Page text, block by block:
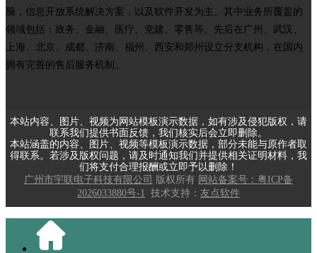
脑，信息开放系统解决方案，以及软件开发为主。其中业务所覆盖的
领域包括：政务、金融、医疗、党建、零售等。先后在广州、武汉、
上海、北京、成都、济南、福州、西安和郑州设立分支机构，在国内
拥有完善的售后服务机制。
本站内容、图片、视频为网站模板演示数据，如有涉及侵犯版权，请
联系我们提供书面反馈，我们核实后会立即删除。
本站涵盖的内容、图片、视频等模板演示数据，部分未能与原作者取
得联系。若涉及版权问题，请及时通知我们并提供相关证明材料，我
们将支付合理报酬或立即予以删除！
广州市宇联电子科技有限公司 版权所有 网站备案号：粤ICP备
2026033880号-1
技术支持： 友点软件